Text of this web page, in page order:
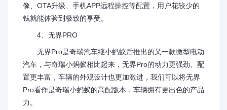
像、OTA升级、手机APP远程操控等配置，用户花较少的
钱就能体验到极致的享受。
4、无界PRO
无界Pro是奇瑞汽车继小蚂蚁后推出的又一款微型电动
汽车，与奇瑞小蚂蚁相比起来，无界Pro的动力更强劲、配
置更丰富，车辆的外观设计也更加激进，我们可以将无界
Pro看作是奇瑞小蚂蚁的高配版本，车辆拥有更出色的产品
力。